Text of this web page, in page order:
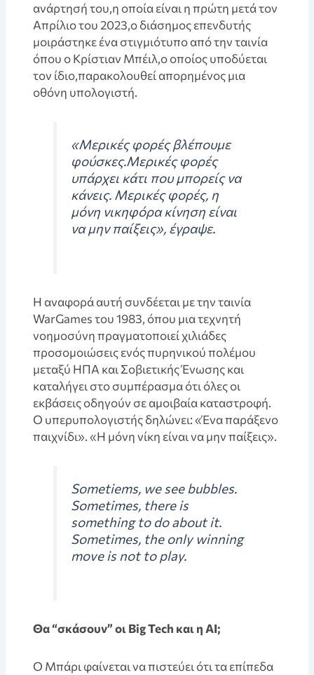
ανάρτησή του,η οποία είναι η πρώτη μετά τον
Απρίλιο του 2023,ο διάσημος επενδυτής
μοιράστηκε ένα στιγμιότυπο από την ταινία
όπου ο Κρίστιαν Μπέιλ,ο οποίος υποδύεται
τον ίδιο,παρακολουθεί απορημένος μια
οθόνη υπολογιστή.
«Μερικές φορές βλέπουμε
φούσκες.Μερικές φορές
υπάρχει κάτι που μπορείς να
κάνεις. Μερικές φορές, η
μόνη νικηφόρα κίνηση είναι
να μην παίξεις», έγραψε.
Η αναφορά αυτή συνδέεται με την ταινία
WarGames του 1983, όπου μια τεχνητή
νοημοσύνη πραγματοποιεί χιλιάδες
προσομοιώσεις ενός πυρηνικού πολέμου
μεταξύ ΗΠΑ και Σοβιετικής Ένωσης και
καταλήγει στο συμπέρασμα ότι όλες οι
εκβάσεις οδηγούν σε αμοιβαία καταστροφή.
Ο υπερυπολογιστής δηλώνει: «Ένα παράξενο
παιχνίδι». «Η μόνη νίκη είναι να μην παίξεις».
Sometiems, we see bubbles.
Sometimes, there is
something to do about it.
Sometimes, the only winning
move is not to play.
Θα “σκάσουν” οι Big Tech και η AI;
Ο Μπάρι φαίνεται να πιστεύει ότι τα επίπεδα